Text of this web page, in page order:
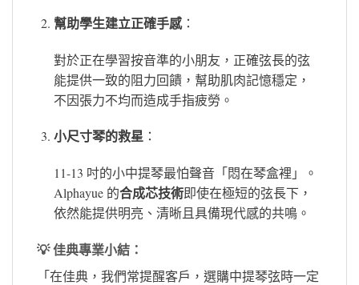
幫助學生建立正確手感：
對於正在學習按音準的小朋友，正確弦長的弦
能提供一致的阻力回饋，幫助肌肉記憶穩定，
不因張力不均而造成手指疲勞。
小尺寸琴的救星：
11-13 吋的小中提琴最怕聲音「悶在琴盒裡」。
Alphayue 的合成芯技術即使在極短的弦長下，
依然能提供明亮、清晰且具備現代感的共鳴。
💡 佳典專業小結：
「在佳典，我們常提醒客戶，選購中提琴弦時一定